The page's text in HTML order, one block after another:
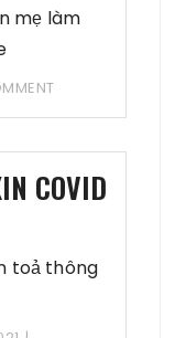
mẹ làm
COVID
toả thông